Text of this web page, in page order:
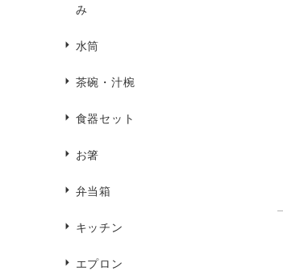
み
水筒
茶碗・汁椀
食器セット
お箸
弁当箱
キッチン
エプロン